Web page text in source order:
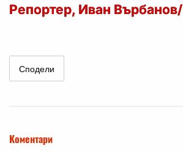
Репортер, Иван Върбанов/
Сподели
Коментари